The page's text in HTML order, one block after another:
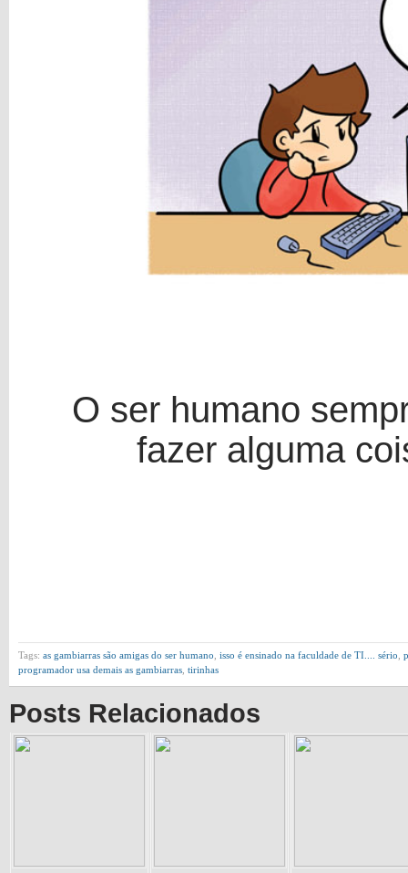
O ser humano
fazer alguma
Tags: as gambiarras são amigas do ser humano isso é ensinado na faculdade de TI.... sério
programador usa demais as gambiarras tirinhas
Posts Relacionados